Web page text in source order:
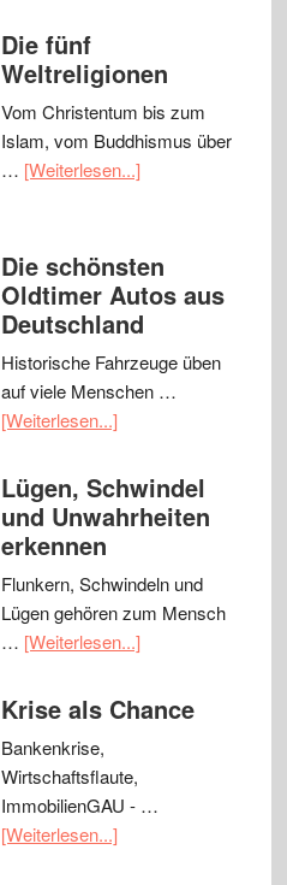
Die fünf
Weltreligionen
Vom Christentum bis zum
Islam, vom Buddhismus über
… [Weiterlesen...]
Die schönsten
Oldtimer Autos aus
Deutschland
Historische Fahrzeuge üben
auf viele Menschen …
[Weiterlesen...]
Lügen, Schwindel
und Unwahrheiten
erkennen
Flunkern, Schwindeln und
Lügen gehören zum Mensch
… [Weiterlesen...]
Krise als Chance
Bankenkrise,
Wirtschaftsflaute,
ImmobilienGAU - …
[Weiterlesen...]